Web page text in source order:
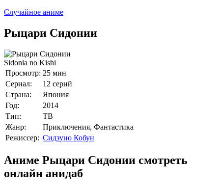
Случайное аниме
Рыцари Сидонии
Sidonia no Kishi
Просмотр: 25 мин
Сериал:
12 серий
Страна:
Япония
Год:
2014
Тип:
ТВ
Жанр:
Приключения, Фантастика
Режиссер: Сидзуно Кобун
Аниме Рыцари Сидонии смотреть
онлайн анидаб